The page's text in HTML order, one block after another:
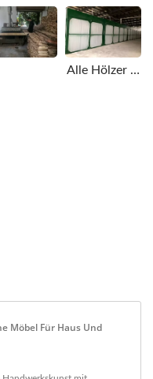
Alle Hölzer müssen ofentrocknen.
Möbel Für Haus Und